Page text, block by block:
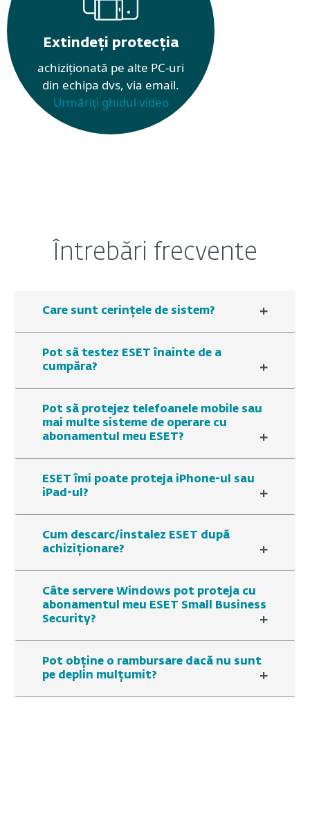
Extindeți protecția
achiziționată pe alte PC-uri
din echipa dvs, via email.
Urmăriți ghidul video
Întrebări frecvente
Care sunt cerințele de sistem? +
Pot să testez ESET înainte de a
cumpăra?
+
Pot să protejez telefoanele mobile sau
mai multe sisteme de operare cu
abonamentul meu ESET?
+
ESET îmi poate proteja iPhone-ul sau
iPad-ul?
+
Cum descarc/instalez ESET după
achiziționare?
+
Câte servere Windows pot proteja cu
abonamentul meu ESET Small Business
Security?
+
Pot obține o rambursare dacă nu sunt
pe deplin mulțumit?
+